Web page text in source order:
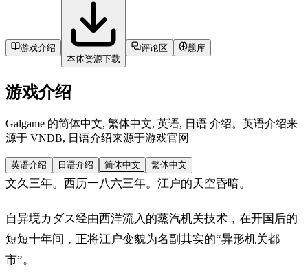
游戏介绍
本体资源下载
评论区 题库
游戏介绍
Galgame 的简体中文, 繁体中文, 英语, 日语 介绍。英语介绍来
源于 VNDB, 日语介绍来源于游戏官网
英语介绍 日语介绍 简体中文 繁体中文
文久三年。西历一八六三年。江户的天空昏暗。
自异境カダス经由西洋流入的蒸汽机关技术，在开国后的
短短十年间，正将江户变貌为名副其实的“异形机关都
市”。